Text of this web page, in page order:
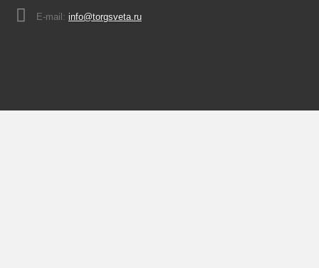
E-mail: info@torgsveta.ru